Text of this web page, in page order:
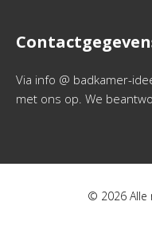
Via info @ badkamer-
met ons op. We
© 2026 Alle